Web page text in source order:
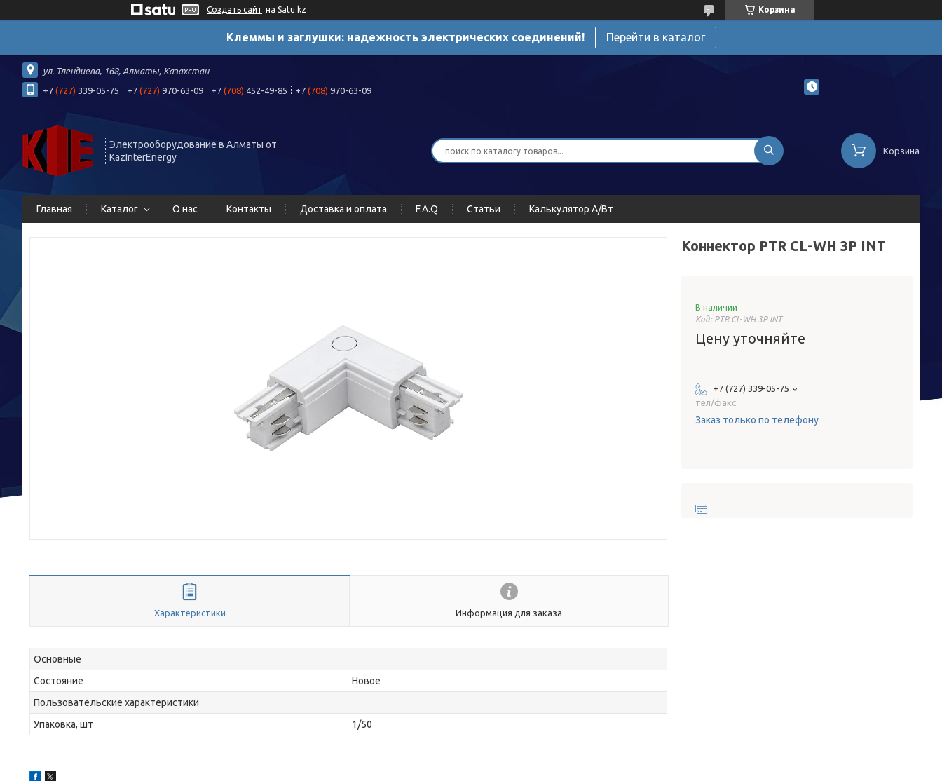
Создать сайт на Satu.kz Корзина
Клеммы и заглушки: надежность электрических соединений! Перейти в каталог
ул. Тлендиева, 168, Алматы, Казахстан
+7 (727) 339-05-75 +7 (727) 970-63-09 +7 (708) 452-49-85 +7 (708) 970-63-09
Электрооборудование в Алматы от
KazInterEnergy
Корзина
Главная Каталог О нас Контакты Доставка и оплата F.A.Q Статьи Калькулятор А/Вт
Характеристики Информация для заказа
Основные
Состояние
Новое
Пользовательские характеристики
Упаковка, шт
1/50
Коннектор PTR CL-WH 3P INT
В наличии
Код: PTR CL-WH 3P INT
Цену уточняйте
+7 (727) 339-05-75
тел/факс
Заказ только по телефону